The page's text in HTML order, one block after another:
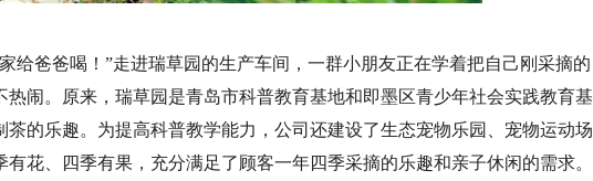
给爸爸喝！”走进瑞草园的生产车间，一群小朋友正在学着把自己刚采摘的
闹。原来，瑞草园是青岛市科普教育基地和即墨区青少年社会实践教育基
的乐趣。为提高科普教学能力，公司还建设了生态宠物乐园、宠物运动场
花、四季有果，充分满足了顾客一年四季采摘的乐趣和亲子休闲的需求。